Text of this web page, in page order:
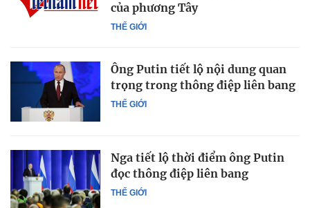
THẾ GIỚI
của phương Tây
THẾ GIỚI
Ông Putin tiết lộ nội dung quan
trọng trong thông điệp liên bang
THẾ GIỚI
Nga tiết lộ thời điểm ông Putin
đọc thông điệp liên bang